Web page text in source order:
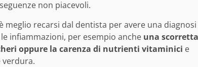
non piacevoli.
meglio recarsi dal dentista per avere una diagnosi
infiammazioni, per esempio anche una scorretta
oppure la carenza di nutrienti vitaminici e